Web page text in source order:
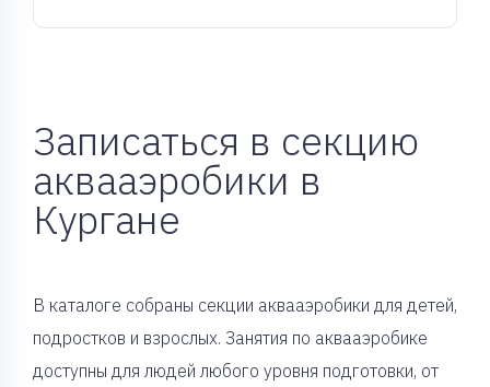
Записаться в секцию
аквааэробики в
Кургане
В каталоге собраны секции аквааэробики для детей,
подростков и взрослых. Занятия по аквааэробике
доступны для людей любого уровня подготовки, от